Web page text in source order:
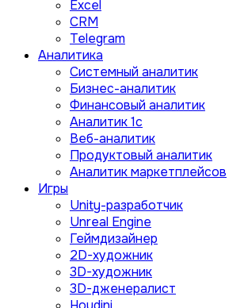
Excel
CRM
Telegram
Аналитика
Системный аналитик
Бизнес-аналитик
Финансовый аналитик
Aналитик 1с
Веб-аналитик
Продуктовый аналитик
Аналитик маркетплейсов
Игры
Unity-разработчик
Unreal Engine
Геймдизайнер
2D-художник
3D-художник
3D-дженералист